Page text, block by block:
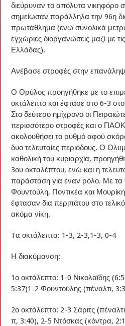
διεύρυναν το απόλυτα νικηφόρο
σημείωσαν παράλληλα την 96η
πρωτάθλημα (ενώ συνολικά
εγχώριες διοργανώσεις μαζί με
Ελλάδας).
Ανέβασε στροφές στην
Ο Θρύλος προηγήθηκε με το
οκτάλεπτο και έφτασε στο 6-3
Στο δεύτερο ημίχρονο οι
περισσότερο στροφές και ο
ακολουθήσει το ρυθμό αφού
δυο τελευταίες περιόδους. Ο
καθολική του κυριαρχία,
3ου οκταλέπτου, ενώ και η
παράσταση για έναν ρόλο. Με τα
Φουντούλη, Ποντικέα και
έφτασαν δια περιπάτου στο
ακόμα νίκη.
Tα οκτάλεπτα: 1-3, 2-3,1-3, 0-4
Η διακύμανση:
1ο οκτάλεπτο: 1-0 Νικολαϊδης
5:37)1-2 Φουντούλης (πέναλτι,
2ο οκτάλεπτο: 2-3 Σάριτς
π, 3:40), 2-5 Ντόσκας (κόντρα,